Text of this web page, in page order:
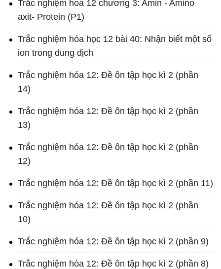
Trắc nghiệm hoá 12 chương 3: Amin - Amino
axit- Protein (P1)
Trắc nghiệm hóa học 12 bài 40: Nhận biết một số
ion trong dung dịch
Trắc nghiệm hóa 12: Đề ôn tập học kì 2 (phần
14)
Trắc nghiệm hóa 12: Đề ôn tập học kì 2 (phần
13)
Trắc nghiệm hóa 12: Đề ôn tập học kì 2 (phần
12)
Trắc nghiệm hóa 12: Đề ôn tập học kì 2 (phần 11)
Trắc nghiệm hóa 12: Đề ôn tập học kì 2 (phần
10)
Trắc nghiệm hóa 12: Đề ôn tập học kì 2 (phần 9)
Trắc nghiệm hóa 12: Đề ôn tập học kì 2 (phần 8)